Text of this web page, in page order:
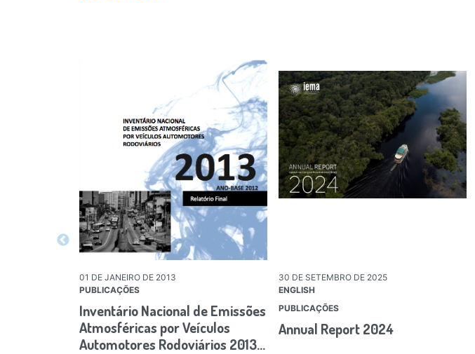
01 DE JANEIRO DE 2013
PUBLICAÇÕES
Inventário Nacional de Emissões
Atmosféricas por Veículos
Automotores Rodoviários 2013…
30 DE SETEMBRO DE 2025
ENGLISH
PUBLICAÇÕES
Annual Report 2024